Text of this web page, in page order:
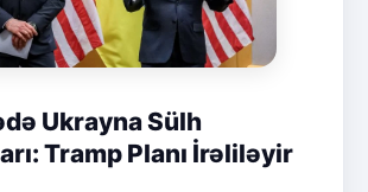
Ukrayna Sülh
Tramp Planı İrəliləyir